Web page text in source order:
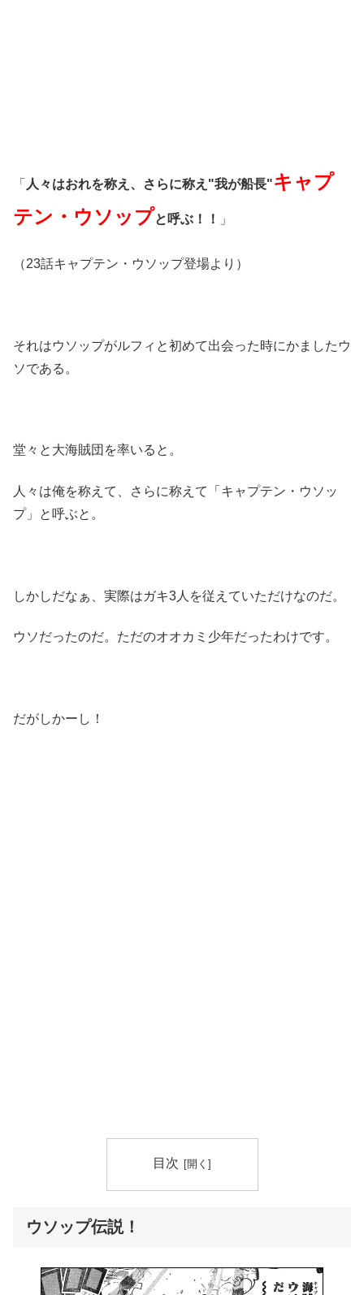
「 人々はおれを称え、さらに称え"我が船長"キャプ
テン・ウソップと呼ぶ！！ 」
（23話キャプテン・ウソップ登場より）
それはウソップがルフィと初めて出会った時にかましたウ
ソである。
堂々と大海賊団を率いると。
人々は俺を称えて、さらに称えて「キャプテン・ウソッ
プ」と呼ぶと。
しかしだなぁ、実際はガキ3人を従えていただけなのだ。
ウソだったのだ。ただのオオカミ少年だったわけです。
だがしかーし！
目次
ウソップ伝説！